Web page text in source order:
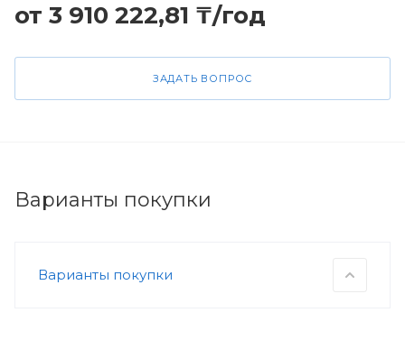
от 3 910 222,81 ₸/год
ЗАДАТЬ ВОПРОС
Варианты покупки
Варианты покупки